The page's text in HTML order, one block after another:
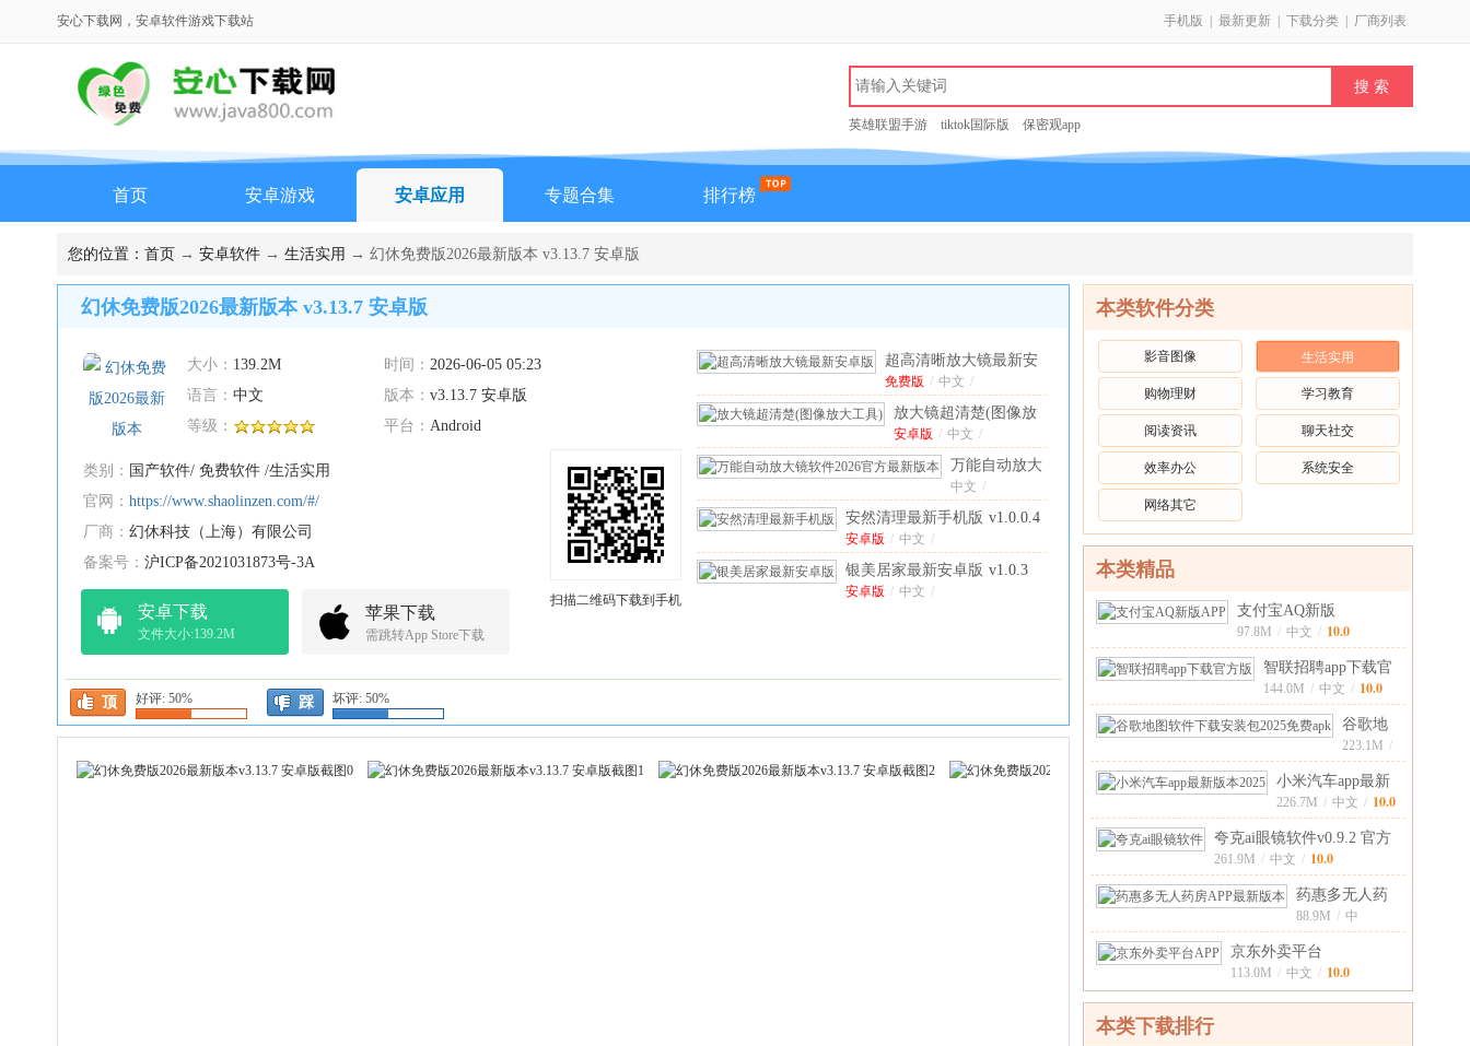
安心下载网，安卓软件游戏下载站 手机版 最新更新 下载分类 厂商列表
英雄联盟手游 tiktok国际版 保密观app
首页 安卓游戏 安卓应用 专题合集 排行榜
您的位置： 首页 → 安卓软件 → 生活实用 → 幻休免费版2026最新版本 v3.13.7 安卓版
幻休免费版2026最新版本 v3.13.7 安卓版
大小： 139.2M 时间： 2026-06-05 05:23
语言： 中文 版本： v3.13.7 安卓版
等级：
平台： Android
类别： 国产软件/ 免费软件 /生活实用
官网： https://www.shaolinzen.com/#/
厂商： 幻休科技（上海）有限公司
备案号： 沪ICP备2021031873号-3A
安卓下载
文件大小:139.2M
苹果下载
需跳转App Store下载
顶 好评: 50% 踩 坏评: 50%
超高清晰放大镜最新安
卓版 v1.0.0 免费版
免费版 / 中文 /
放大镜超清楚(图像放
大工具) v1.0.0 安卓版
安卓版 / 中文 /
万能自动放大
镜软件2026官
方最新版本
版
中文 /
安然清理最新手机版 v1.0.0.4
安卓版
安卓版 / 中文 /
银美居家最新安卓版 v1.0.3
安卓版
安卓版 / 中文 /
扫描二维码下载到手机
本类软件分类
影音图像 生活实用
购物理财 学习教育
阅读资讯 聊天社交
效率办公 系统安全
网络其它
本类精品
支付宝AQ新版
APPv1.1.30.8000
97.8M / 中文 / 10.0
智联招聘app下载官
方版v8.14.1
144.0M / 中文 / 10.0
谷歌地
图软件
装包
2025免
223.1M /
中
文 / 10.0
小米汽车app最新
版本2025v1.20
226.7M / 中文 / 10.0
夸克ai眼镜软件v0.9.2 官方
安卓
261.9M / 中文 / 10.0
药惠多无人药
房APP最新版
88.9M / 中
文 / 10.0
京东外卖平台
APPv15.2.50 官方
113.0M / 中文 / 10.0
本类下载排行